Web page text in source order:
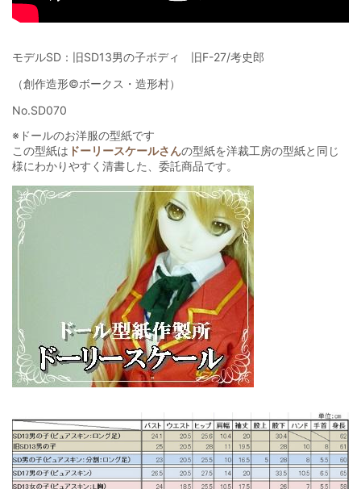
モデルSD：旧SD13男の子ボディ 旧F-27/考史郎
（創作造形©ボークス・造形村）
No.SD070
※ドールのお洋服の型紙です
この型紙は ドーリースケールさんの型紙を洋裁工房の型紙と同じ
様にわかりやすく清書した、委託商品です。